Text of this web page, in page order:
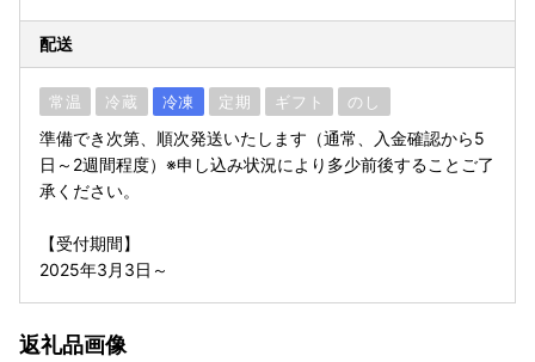
配送
常温 冷蔵 冷凍 定期 ギフト のし
準備でき次第、順次発送いたします（通常、入金確認から5
日～2週間程度）※申し込み状況により多少前後することご了
承ください。
【受付期間】
2025年3月3日～
返礼品画像